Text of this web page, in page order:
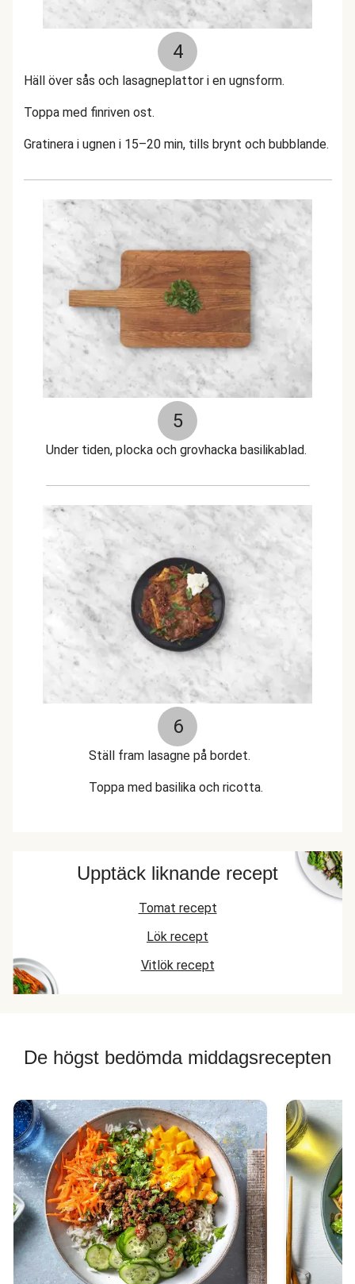
4
Häll över sås och lasagneplattor i en ugnsform.
Toppa med finriven ost.
Gratinera i ugnen i 15–20 min, tills brynt och bubblande.
5
Under tiden, plocka och grovhacka basilikablad.
6
Ställ fram lasagne på bordet.
Toppa med basilika och ricotta.
Upptäck liknande recept
Tomat recept
Lök recept
Vitlök recept
De högst bedömda middagsrecepten